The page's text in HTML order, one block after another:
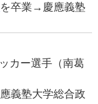
を卒業→慶應義塾
カー選手（南葛
義塾大学総合政